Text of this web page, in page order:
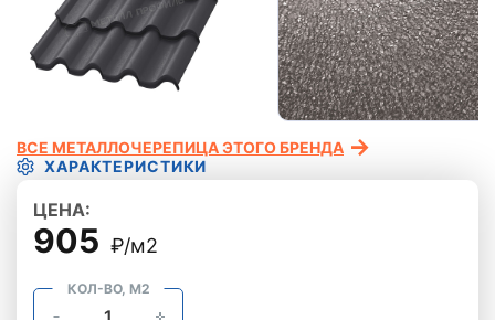
ХАРАКТЕРИСТИКИ
ВСЕ МЕТАЛЛОЧЕРЕПИЦА ЭТОГО БРЕНДА
ЦЕНА:
905 ₽/м2
КОЛ-ВО, М2